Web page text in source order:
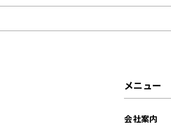
メニュー
会社案内